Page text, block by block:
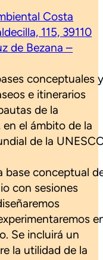
Costa
115, 39110
de Bezana –
conceptuales
e itinerarios
de la
el ámbito de la
de la
base conceptual
con sesiones
Se incluirá un
la utilidad de la